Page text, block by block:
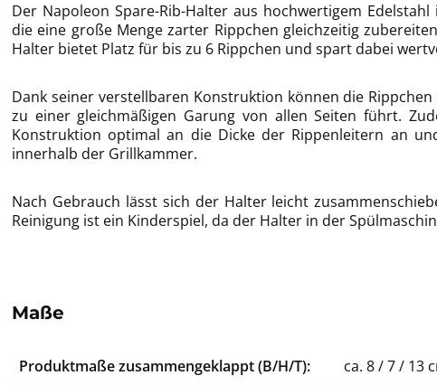
Der Napoleon Spare-Rib-Halter aus hochwertigem
die eine große Menge zarter Rippchen gleichzeitig
Halter bietet Platz für bis zu 6 Rippchen und spart dabei
Dank seiner verstellbaren Konstruktion können die
zu einer gleichmäßigen Garung von allen Seiten führt.
Konstruktion optimal an die Dicke der Rippenleitern an
innerhalb der Grillkammer.
Nach Gebrauch lässt sich der Halter leicht
Reinigung ist ein Kinderspiel, da der Halter in der
Maße
Produktmaße zusammengeklappt (B/H/T): ca. 8 / 7 / 13